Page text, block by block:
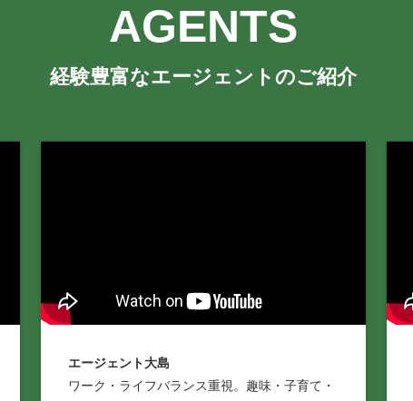
AGENTS
経験豊富なエージェントのご紹介
エージェント大島
ワーク・ライフバランス重視。趣味・子育て・